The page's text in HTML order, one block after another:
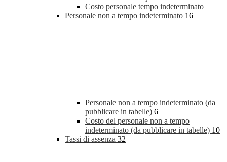
Costo personale tempo indeterminato
Personale non a tempo indeterminato 16
Personale non a tempo indeterminato (da
pubblicare in tabelle) 6
Costo del personale non a tempo
indeterminato (da pubblicare in tabelle) 10
Tassi di assenza 32